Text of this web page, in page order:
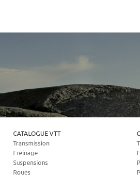
CATALOGUE VTT
Transmission
Freinage
Suspensions
Roues